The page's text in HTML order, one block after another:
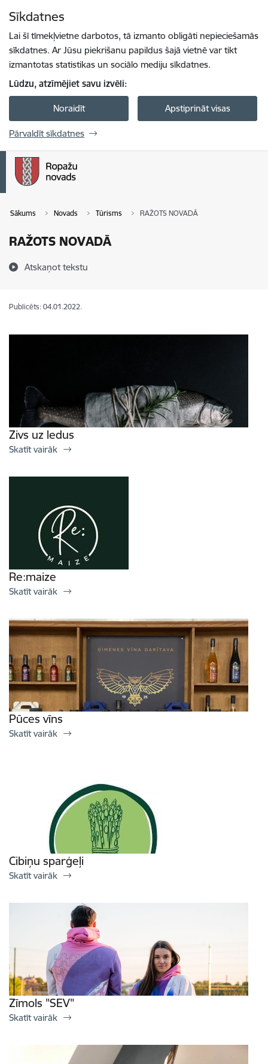
Sīkdatnes
Lai šī tīmekļvietne darbotos, tā izmanto obligāti nepieciešamās
sīkdatnes. Ar Jūsu piekrišanu papildus šajā vietnē var tikt
izmantotas statistikas un sociālo mediju sīkdatnes.
Lūdzu, atzīmējiet savu izvēli:
Noraidīt Apstiprināt visas
Pārvaldīt sīkdatnes
Sākums Novads Tūrisms RAŽOTS NOVADĀ
RAŽOTS NOVADĀ
Atskaņot tekstu
Publicēts: 04.01.2022.
Zivs uz ledus
Skatīt vairāk
Re:maize
Skatīt vairāk
Pūces vīns
Skatīt vairāk
Cibiņu sparģeļi
Skatīt vairāk
Zīmols "SEV"
Skatīt vairāk